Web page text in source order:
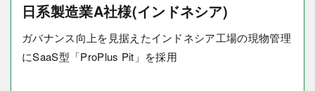
日系製造業A社様(インドネシア)
ガバナンス向上を見据えたインドネシア工場の現物管理
にSaaS型「ProPlus Pit」を採用